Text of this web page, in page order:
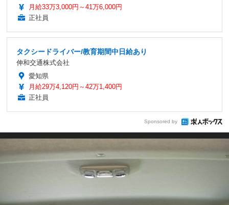
月給33万3,000円～41万6,000円
正社員
タクシードライバー/教育期間中日給あり
伸和交通株式会社
愛知県
月給29万4,120円～42万1,400円
正社員
Sponsored by